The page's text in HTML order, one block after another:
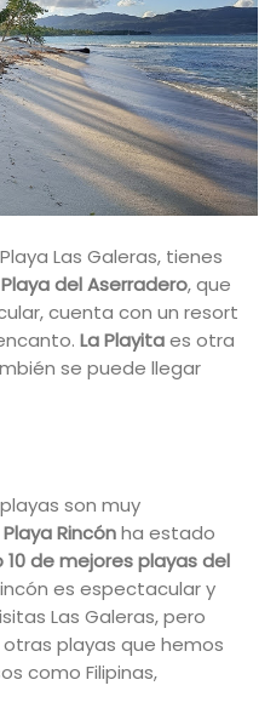
Las Galeras, tienes
Playa del Aserradero, que
cuenta con un resort
La Playitaes otra
se puede llegar
son muy
Playa Rincónha estado
10 de mejores playas del
es espectacular y
Las Galeras, pero
playas que hemos
como Filipinas,